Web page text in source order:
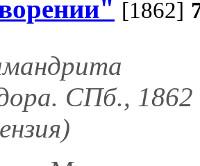
[1862]
СПб., 1862